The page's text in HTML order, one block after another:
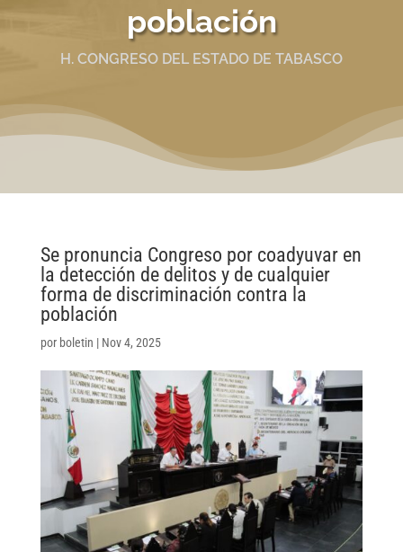
población
H. CONGRESO DEL ESTADO DE TABASCO
Se pronuncia Congreso por coadyuvar en
la detección de delitos y de cualquier
forma de discriminación contra la
población
por boletin | Nov 4, 2025